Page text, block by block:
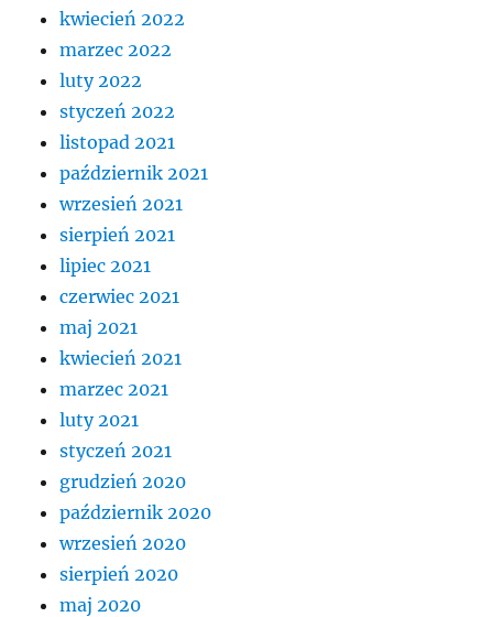
kwiecień 2022
marzec 2022
luty 2022
styczeń 2022
listopad 2021
październik 2021
wrzesień 2021
sierpień 2021
lipiec 2021
czerwiec 2021
maj 2021
kwiecień 2021
marzec 2021
luty 2021
styczeń 2021
grudzień 2020
październik 2020
wrzesień 2020
sierpień 2020
maj 2020